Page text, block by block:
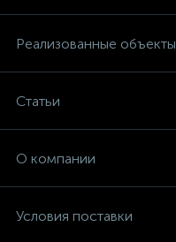
Реализованные объекты
Статьи
О компании
Условия поставки